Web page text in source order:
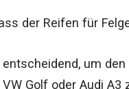
der Reifen für
um
Golf oder Audi A3